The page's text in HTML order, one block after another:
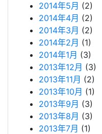
2014年5月 (2)
2014年4月 (2)
2014年3月 (2)
2014年2月 (1)
2014年1月 (3)
2013年12月 (3)
2013年11月 (2)
2013年10月 (1)
2013年9月 (3)
2013年8月 (3)
2013年7月 (1)